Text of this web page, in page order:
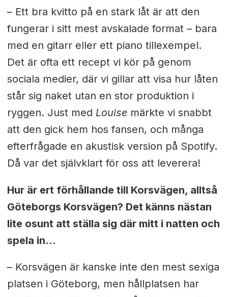
– Ett bra kvitto på en stark låt är att den
fungerar i sitt mest avskalade format – bara
med en gitarr eller ett piano tillexempel.
Det är ofta ett recept vi kör på genom
sociala medier, där vi gillar att visa hur låten
står sig naket utan en stor produktion i
ryggen. Just med Louisemärkte vi snabbt
att den gick hem hos fansen, och många
efterfrågade en akustisk version på Spotify.
Då var det självklart för oss att leverera!
Hur är ert förhållande till Korsvägen, alltså
Göteborgs Korsvägen? Det känns nästan
lite osunt att ställa sig där mitt i natten och
spela in...
– Korsvägen är kanske inte den mest sexiga
platsen i Göteborg, men hållplatsen har